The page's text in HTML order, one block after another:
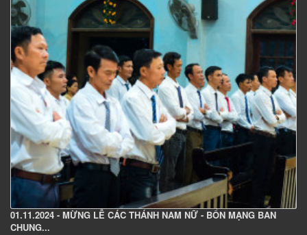
01.11.2024 - MỪNG LỄ CÁC THÁNH NAM NỮ - BỔN MẠNG BAN
CHUNG...